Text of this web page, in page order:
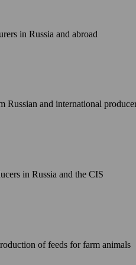
in Russia and abroad
Russian and international
in Russia and the CIS
of feeds for farm animals